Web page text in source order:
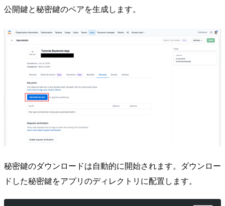
公開鍵と秘密鍵のペアを生成します。
秘密鍵のダウンロードは自動的に開始されます。ダウンロー
ドした秘密鍵をアプリのディレクトリに配置します。